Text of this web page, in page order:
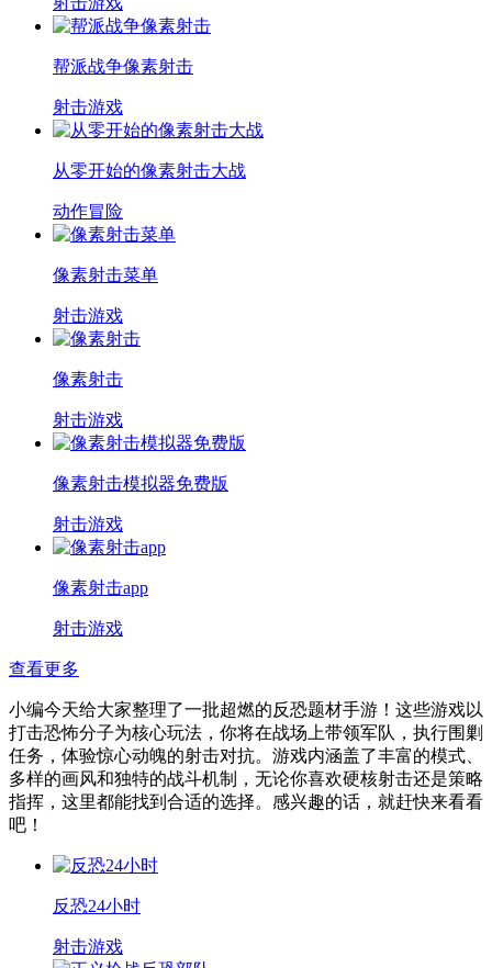
帮派战争像素射击
射击游戏
从零开始的像素射击大战
动作冒险
像素射击菜单
射击游戏
像素射击
射击游戏
像素射击模拟器免费版
射击游戏
像素射击app
射击游戏
查看更多
小编今天给大家整理了一批超燃的反恐题材手游！这些游戏以
打击恐怖分子为核心玩法，你将在战场上带领军队，执行围剿
任务，体验惊心动魄的射击对抗。游戏内涵盖了丰富的模式、
多样的画风和独特的战斗机制，无论你喜欢硬核射击还是策略
指挥，这里都能找到合适的选择。感兴趣的话，就赶快来看看
吧！
反恐24小时
射击游戏